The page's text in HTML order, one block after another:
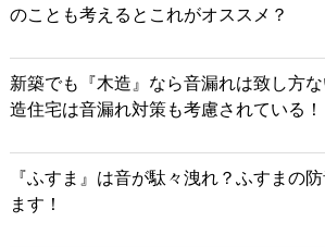
のことも考えるとこれがオススメ？
新築でも『木造』なら音漏れは致し方
造住宅は音漏れ対策も考慮されている！
『ふすま』は音が駄々洩れ？ふすまの
ます！